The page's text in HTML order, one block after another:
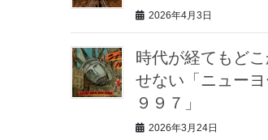
2026年4月3日
時代が経てもど
せない「ニューヨ
９９７」
2026年3月24日